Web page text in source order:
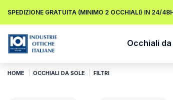
SPEDIZIONE GRATUITA (MINIMO 2 OCCHIALI) IN 24/
Occhiali
HOME OCCHIALI DA SOLE FILTRI